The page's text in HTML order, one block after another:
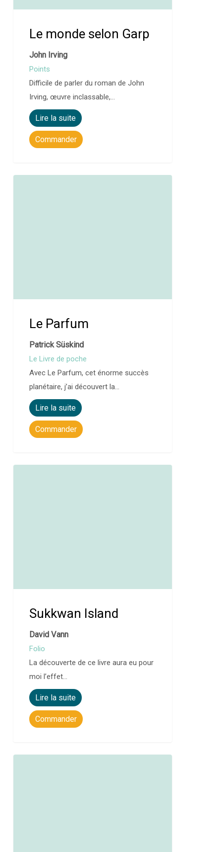
Le monde selon Garp
John Irving
Points
Difficile de parler du roman de John
Irving, œuvre inclassable,…
Lire la suite
Commander
Le Parfum
Patrick Süskind
Le Livre de poche
Avec Le Parfum, cet énorme succès
planétaire, j’ai découvert la…
Lire la suite
Commander
Sukkwan Island
David Vann
Folio
La découverte de ce livre aura eu pour
moi l’effet…
Lire la suite
Commander